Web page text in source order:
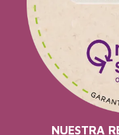
NUESTRA